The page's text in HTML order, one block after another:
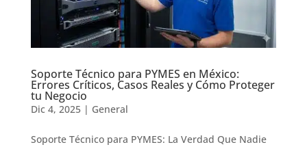
Soporte Técnico para PYMES en México:
Errores Críticos, Casos Reales y Cómo Proteger
tu Negocio
Dic 4, 2025| General
Soporte Técnico para PYMES: La Verdad Que Nadie